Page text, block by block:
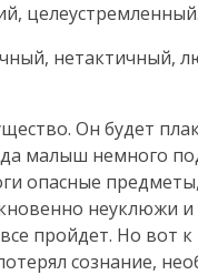
нетактичный,
Он будет
малыш немного
опасные
неуклюжи
пройдет. Но вот
сознание,